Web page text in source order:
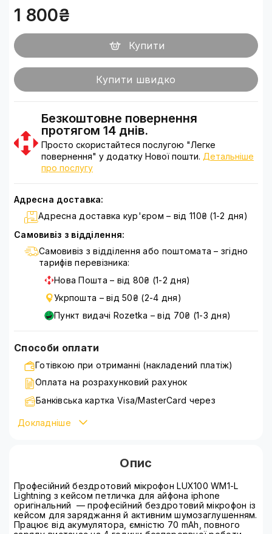
1 800₴
Купити
Купити швидко
Безкоштовне повернення
протягом 14 днів.
Просто скористайтеся послугою "Легке
повернення" у додатку Нової пошти. Детальніше
про послугу
Адресна доставка:
Адресна доставка кур'єром – від 110₴ (1-2 дня)
Самовивіз з відділення:
Самовивіз з відділення або поштомата – згідно
тарифів перевізника:
Нова Пошта – від 80₴ (1-2 дня)
Укрпошта – від 50₴ (2-4 дня)
Пункт видачі Rozetka – від 70₴ (1-3 дня)
Способи оплати
Готівкою при отриманні (накладений платіж)
Оплата на розрахунковий рахунок
Банківська картка Visa/MasterCard через
Детальніше ознайомитися зі способами оплати можна
Докладніше
Опис
Професійний бездротовий мікрофон LUX100 WM1-L
Lightning з кейсом петличка для айфона iphone
оригінальний — професійний бездротовий мікрофон із
кейсом для заряджання й активним шумозаглушенням.
Працює від акумулятора, ємністю 70 mAh, повного